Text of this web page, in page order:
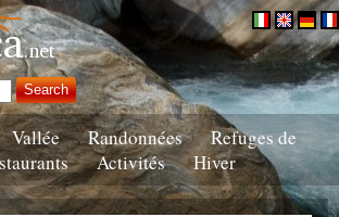
Vallée Randonnées
Refuges de
Activités Hiver